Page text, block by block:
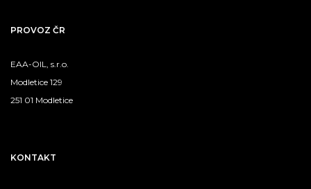
PROVOZ ČR
EAA-OIL, s.r.o.
Modletice 129
251 01 Modletice
KONTAKT